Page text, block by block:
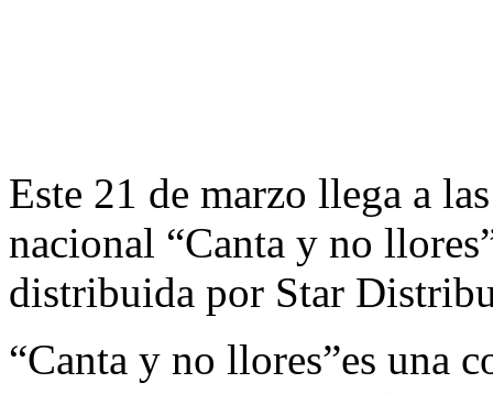
Este 21 de marzo llega a
nacional “Canta y no
distribuida por Star
“Canta y no llores”es una